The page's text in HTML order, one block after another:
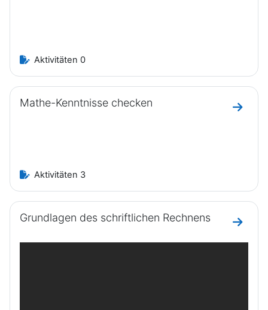
Aktivitäten 0
Mathe-Kenntnisse checken
Zum
Aktivitäten 3
Grundlagen des schriftlichen Rechnens
Zum